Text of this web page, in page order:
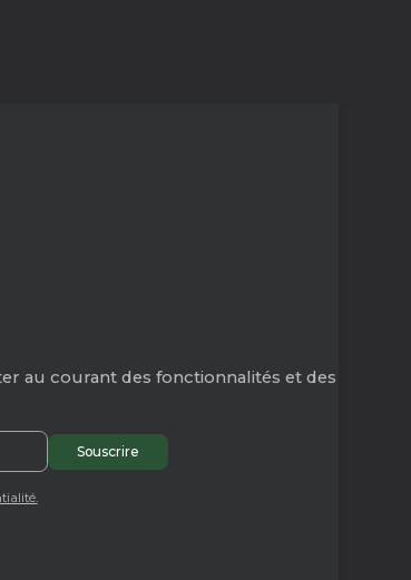
au courant des fonctionnalités et des